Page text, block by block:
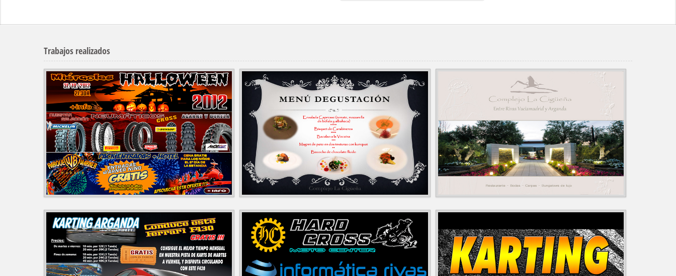
Trabajos realizados